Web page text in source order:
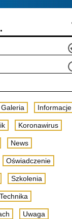
Galeria Informacje
Koronawirus
News
Oświadczenie
Szkolenia
Technika
Uwaga